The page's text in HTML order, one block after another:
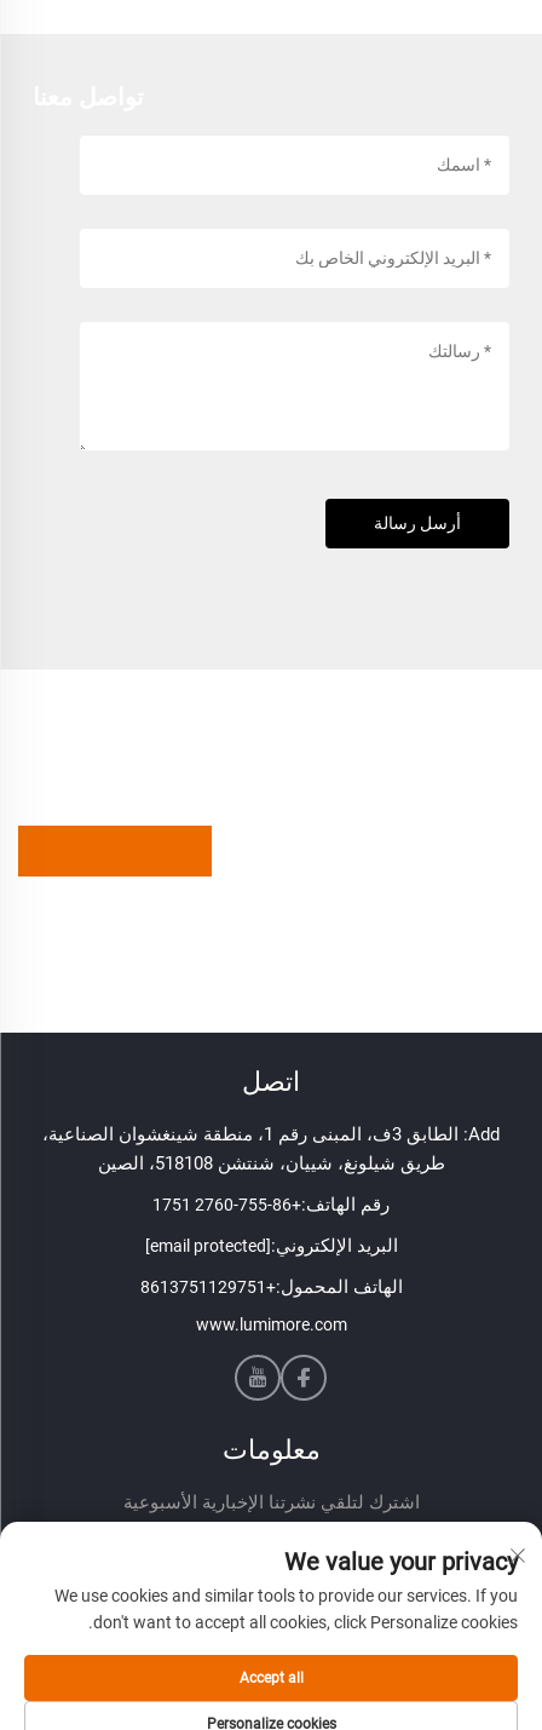
أرسل رسالة
اتصل
Add: الطابق 3ف، المبنى رقم 1، منطقة شينغشوان الصناعية،
طريق شيلونغ، شييان، شنتشن 518108، الصين
رقم الهاتف:+86-755-2760 1751
البريد الإلكتروني:[email protected]
الهاتف المحمول:+8613751129751
www.lumimore.com
معلومات
اشترك لتلقي نشرتنا الإخبارية الأسبوعية
إرسال
We value your privacy
We use cookies and similar tools to provide our services. If you
don't want to accept all cookies, click Personalize cookies.
Personalize cookies
Accept all